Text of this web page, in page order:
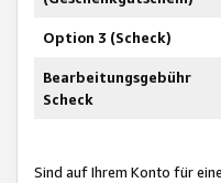
Option 3 (Scheck)
Bearbeitungsgebühr
Scheck
Sind auf Ihrem Konto für